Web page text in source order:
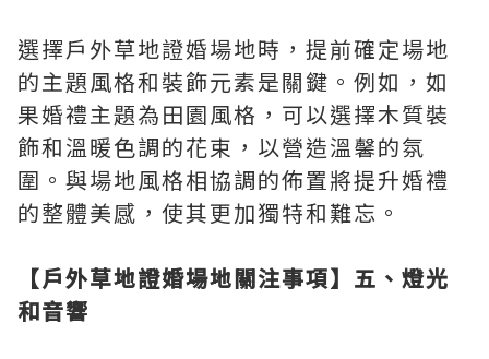
選擇戶外草地證婚場地時，提前確定場地
的主題風格和裝飾元素是關鍵。例如，如
果婚禮主題為田園風格，可以選擇木質裝
飾和溫暖色調的花束，以營造溫馨的氛
圍。與場地風格相協調的佈置將提升婚禮
的整體美感，使其更加獨特和難忘。
【戶外草地證婚場地關注事項】五、燈光
和音響